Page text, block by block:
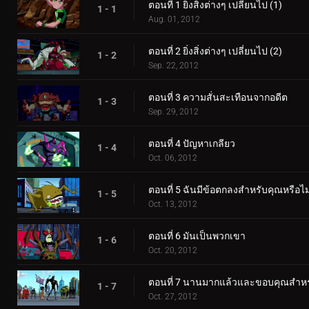
1 - 1 ตอนที่ 1 ยิ่งสิ่งต่างๆ เปลี่ยนไป (1)
Aug. 01, 2012
1 - 2 ตอนที่ 2 ยิ่งสิ่งต่างๆ เปลี่ยนไป (2)
Sep. 22, 2012
1 - 3 ตอนที่ 3 ความสั่นสะเทือนจากอดีต
Sep. 29, 2012
1 - 4 ตอนที่ 4 ปัญหาเกลียว
Oct. 06, 2012
1 - 5 ตอนที่ 5 ฉันมีข้อตกลงสำหรับคุณหรือไ
Oct. 13, 2012
1 - 6 ตอนที่ 6 มันเป็นพวกเขา
Oct. 20, 2012
1 - 7 ตอนที่ 7 นานมากแล้วและขอบคุณสำห
Oct. 27, 2012